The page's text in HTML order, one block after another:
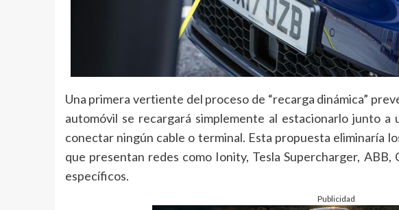
Una primera vertiente del proceso de “recarga dinámica”
automóvil se recargará simplemente al estacionarlo junto
conectar ningún cable o terminal. Esta propuesta eliminaría
que presentan redes como Ionity, Tesla Supercharger, ABB,
específicos.
Publicidad